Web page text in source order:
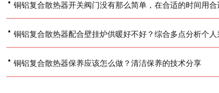
铜铝复合散热器开关阀门没有那么简单，在合适的时间用
· 铜铝复合散热器配合壁挂炉供暖好不好？综合多点分析个
· 铜铝复合散热器保养应该怎么做？清洁保养的技术分享